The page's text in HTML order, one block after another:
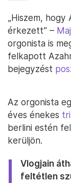
„Hiszem,
érkezett” –
orgonista is
felkapott
bejegyzést
Az orgonista
éves énekes
berlini estén
kerüljön.
Vlogjain
feltétlen